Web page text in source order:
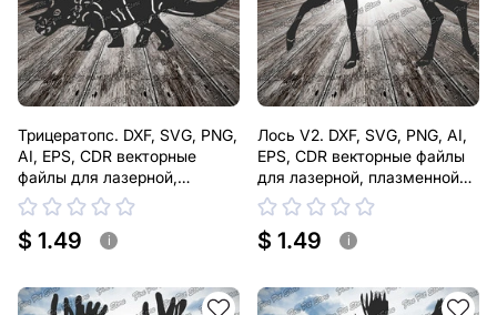
Трицератопс. DXF, SVG, PNG,
AI, EPS, CDR векторные
файлы для лазерной,
плазменной резки
$ 1.49 i
Лось V2. DXF, SVG, PNG, AI,
EPS, CDR векторные файлы
для лазерной, плазменной
резки
$ 1.49 i